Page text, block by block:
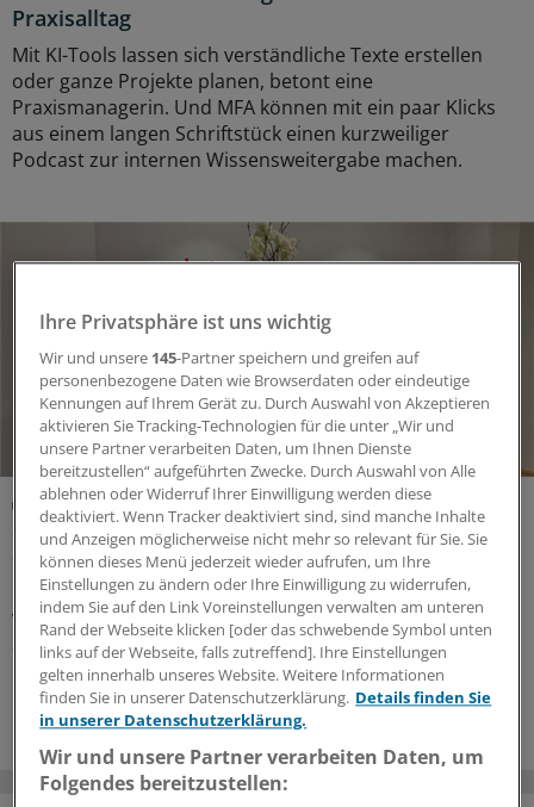
Praxisalltag
Mit KI-Tools lassen sich verständliche Texte erstellen
oder ganze Projekte planen, betont eine
Praxismanagerin. Und MFA können mit ein paar Klicks
aus einem langen Schriftstück einen kurzweiliger
Podcast zur internen Wissensweitergabe machen.
Orthopäde sieht viele Vorteile
Self-Check-in für Patienten: Wieso ein MVZ ganz
aufs Anmeldepersonal verzichtet
Empfangstresen und Anmeldepersonal? Gibt es im MVZ
von Dr. Moritz Kaiser in Regensburg nicht mehr.
Stattdessen checken Patienten selbst an Terminals ein.
Kritik hat der Orthopäde dafür eingesteckt – er kontert
mit den Vorteilen.
Ihre Privatsphäre ist uns wichtig
Wir und unsere 145-Partner speichern und greifen auf
personenbezogene Daten wie Browserdaten oder eindeutige
Kennungen auf Ihrem Gerät zu. Durch Auswahl von Akzeptieren
aktivieren Sie Tracking-Technologien für die unter „Wir und
unsere Partner verarbeiten Daten, um Ihnen Dienste
bereitzustellen“ aufgeführten Zwecke. Durch Auswahl von Alle
ablehnen oder Widerruf Ihrer Einwilligung werden diese
deaktiviert. Wenn Tracker deaktiviert sind, sind manche Inhalte
und Anzeigen möglicherweise nicht mehr so relevant für Sie. Sie
können dieses Menü jederzeit wieder aufrufen, um Ihre
Einstellungen zu ändern oder Ihre Einwilligung zu widerrufen,
indem Sie auf den Link Voreinstellungen verwalten am unteren
Rand der Webseite klicken [oder das schwebende Symbol unten
links auf der Webseite, falls zutreffend]. Ihre Einstellungen
gelten innerhalb unseres Website. Weitere Informationen
finden Sie in unserer Datenschutzerklärung. Details finden Sie
in unserer Datenschutzerklärung.
Wir und unsere Partner verarbeiten Daten, um
Folgendes bereitzustellen: